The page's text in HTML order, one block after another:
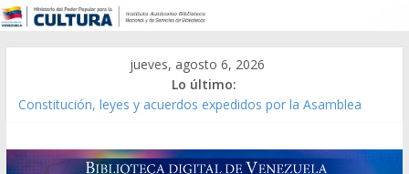
jueves, agosto 6, 2026
Lo último:
Constitución, leyes y acuerdos expedidos por la Asamblea
Modesta Bor Sánchez [material gráfico]